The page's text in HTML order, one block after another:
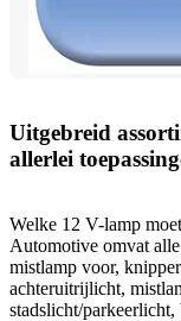
Uitgebreid
allerlei
Welke 12 V-lamp
Automotive omvat
mistlamp voor,
achteruitrijlicht,
stadslicht/